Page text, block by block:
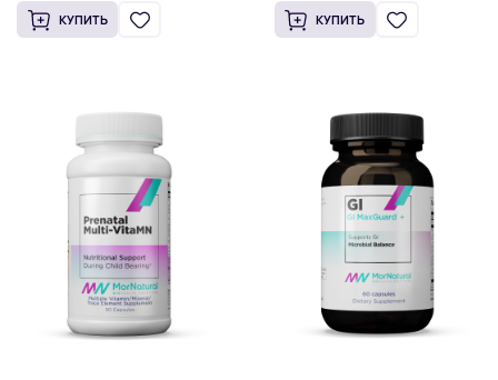
Комплекс аминокислот Mito
Amino Complex - MorNatural
12.7oz (360 g)
L-Glutathione
Восстановленный -
MorNatural 150 мг 100 капс
218 руб.